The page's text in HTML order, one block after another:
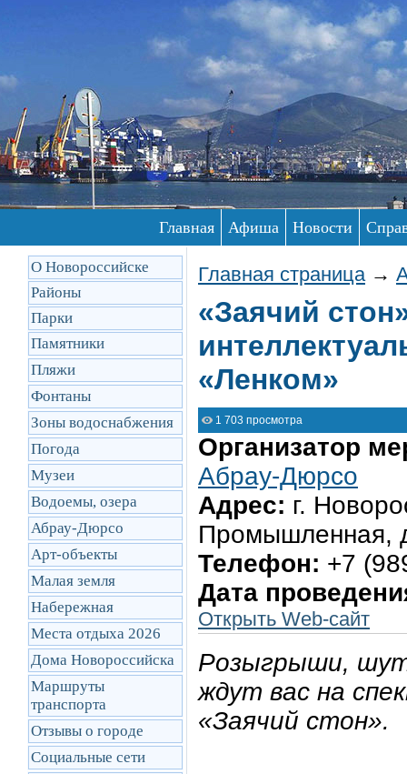
Главная Афиша Новости
О Новороссийске
Районы
Парки
Памятники
Пляжи
Фонтаны
Зоны водоснабжения
Погода
Музеи
Водоемы, озера
Абрау-Дюрсо
Арт-объекты
Малая земля
Набережная
Места отдыха 2026
Дома Новороссийска
Маршруты
транcпорта
Отзывы о городе
Социальные сети
Главная страница →
«Заячий
«Ленком»
1 703 просмотра
Организатор
Абрау-Дюрсо
Адрес: г.
Промышленная,
Телефон: +7
Дата
Открыть Web-сайт
Розыгрыши,
ждут вас на
«Заячий стон».